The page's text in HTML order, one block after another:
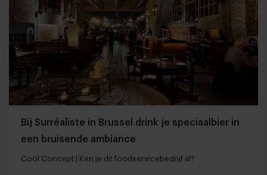
Bij Surréaliste in Brussel drink je speciaalbier in
een bruisende ambiance
Cool Concept | Ken je dit foodservicebedrijf al?